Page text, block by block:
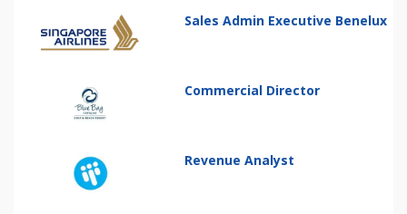
Sales Admin Executive Benelux
Commercial Director
Revenue Analyst